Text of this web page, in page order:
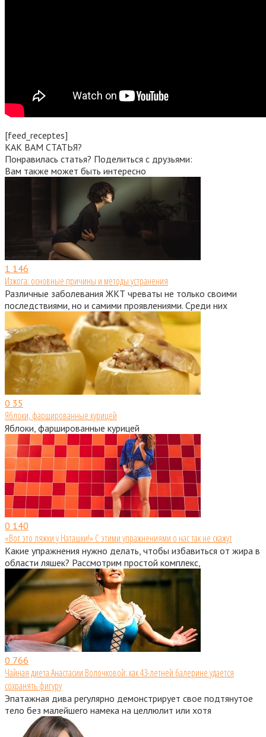
[feed_receptes]
КАК ВАМ СТАТЬЯ?
Понравилась статья? Поделиться с друзьями:
Вам также может быть интересно
1 146
Изжога: основные причины и методы устранения
Различные заболевания ЖКТ чреваты не только своими
последствиями, но и самими проявлениями. Среди них
0 35
Яблоки, фаршированные курицей
Яблоки, фаршированные курицей
0 140
«Вот это ляжки у Наташки!» С этими упражнениями о нас так не скажут
Какие упражнения нужно делать, чтобы избавиться от жира в
области ляшек? Рассмотрим простой комплекс,
0 766
Чайная диета Анастасии Волочковой: как 43-летней балерине удается
сохранять фигуру
Эпатажная дива регулярно демонстрирует свое подтянутое
тело без малейшего намека на целлюлит или хотя